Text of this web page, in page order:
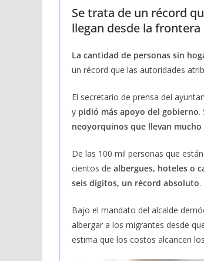
Se trata de un récord
llegan desde la
La cantidad de personas sin
un récord que las autoridades
El secretario de prensa del
y pidió más apoyo del gobierno.
neoyorquinos que llevan
De las 100 mil personas que
cientos de albergues, hoteles o
seis dígitos, un récord absoluto.
Bajo el mandato del alcalde
albergar a los migrantes desde
estima que los costos alcancen